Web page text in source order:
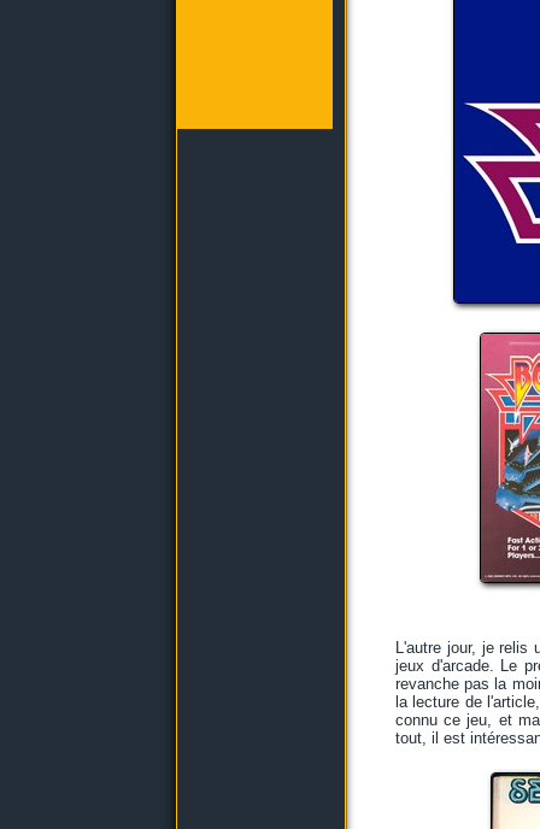
L'autre jour, je relis
jeux d'arcade. Le
revanche pas la
la lecture de
connu ce jeu, et
tout, il est